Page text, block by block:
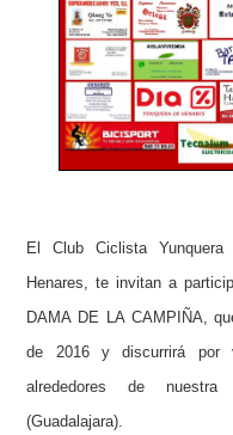
El Club Ciclista
Henares, te invitan a
DAMA DE LA CAMPIÑA,
de 2016 y discurrirá por
alrededores de
(Guadalajara).